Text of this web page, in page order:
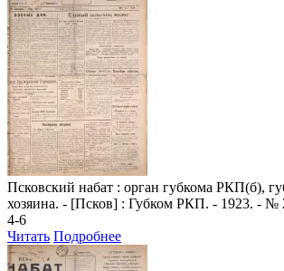
Псковский набат : орган губкома РКП(б),
хозяина. - [Псков] : Губком РКП. - 1923. -
4-6
Читать Подробнее